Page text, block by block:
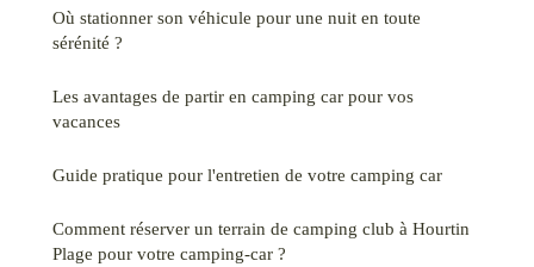
Où stationner son véhicule pour une nuit en toute
sérénité ?
Les avantages de partir en camping car pour vos
vacances
Guide pratique pour l'entretien de votre camping car
Comment réserver un terrain de camping club à Hourtin
Plage pour votre camping-car ?